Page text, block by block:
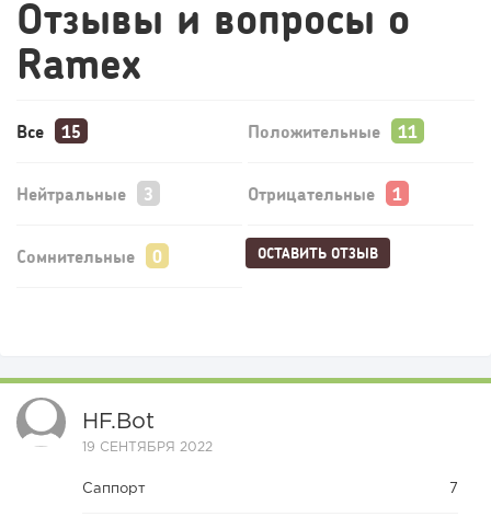
Отзывы и вопросы о
Ramex
Все Положительные
Нейтральные Отрицательные
Сомнительные ОСТАВИТЬ ОТЗЫВ
HF.bot
19 СЕНТЯБРЯ 2022
Саппорт 7